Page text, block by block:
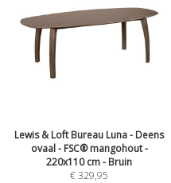
Lewis & Loft Bureau Luna - Deens
ovaal - FSC® mangohout -
220x110 cm - Bruin
€329,95